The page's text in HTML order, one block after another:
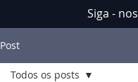
Siga - nos
Post
Todos os posts